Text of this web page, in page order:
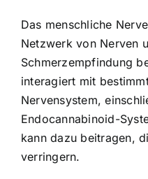
Das menschliche
Netzwerk von Nerven
Schmerzempfindung
interagiert mit
Nervensystem,
Endocannabinoid-
kann dazu beitragen,
verringern.